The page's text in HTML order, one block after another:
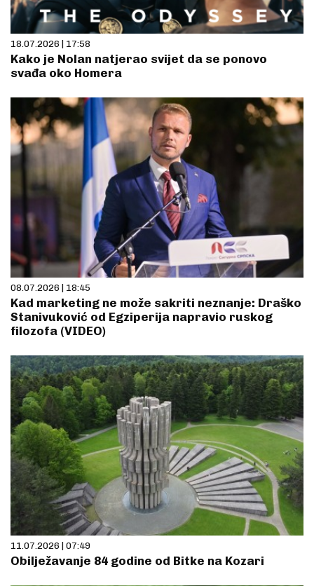
18.07.2026 | 17:58
Kako je Nolan natjerao svijet da se ponovo
svađa oko Homera
08.07.2026 | 18:45
Kad marketing ne može sakriti neznanje: Draško
Stanivuković od Egziperija napravio ruskog
filozofa (VIDEO)
11.07.2026 | 07:49
Obilježavanje 84 godine od Bitke na Kozari